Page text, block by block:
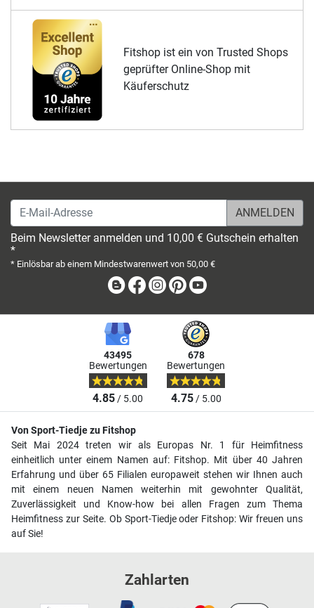
Fitshop ist ein von Trusted Shops
geprüfter Online-Shop mit
Käuferschutz
E-Mail-Adresse
Beim Newsletter anmelden und 10,00 € Gutschein erhalten
*
* Einlösbar ab einem Mindestwarenwert von 50,00 €
BlogFacebook
Instagram
Pinterest
43495
Bewertungen
4.85/ 5.00
678
Bewertungen
4.75/ 5.00
Von Sport-Tiedje zu Fitshop
Seit Mai 2024 treten wir als Europas Nr. 1 für Heimfitness
einheitlich unter einem Namen auf: Fitshop. Mit über 40 Jahren
Erfahrung und über 65 Filialen europaweit stehen wir Ihnen auch
mit einem neuen Namen weiterhin mit gewohnter Qualität,
Zuverlässigkeit und Know-how bei allen Fragen zum Thema
Heimfitness zur Seite. Ob Sport-Tiedje oder Fitshop: Wir freuen uns
auf Sie!
Zahlarten